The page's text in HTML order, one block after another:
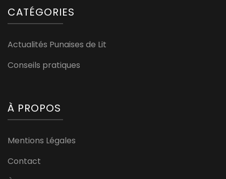
CATÉGORIES
Actualités Punaises de Lit
Conseils pratiques
À PROPOS
Mentions Légales
Contact